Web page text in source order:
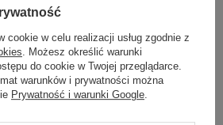
Papier
Matowa
152 mm
cookie w celu realizacji usług zgodnie z
. Możesz określić warunki
do cookie w Twojej przeglądarce.
warunków i prywatności można
Prywatność i warunki Google